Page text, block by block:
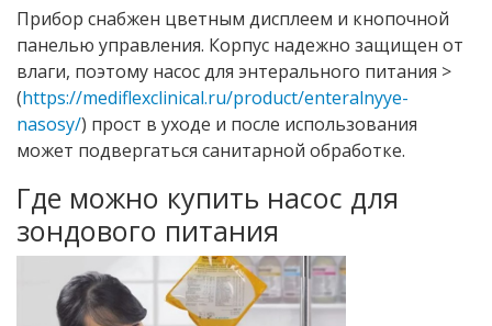
Прибор снабжен цветным дисплеем и кнопочной
панелью управления. Корпус надежно защищен от
влаги, поэтому насос для энтерального питания >
(https://mediflexclinical.ru/product/enteralnyye-
nasosy/) прост в уходе и после использования
может подвергаться санитарной обработке.
Где можно купить насос для
зондового питания